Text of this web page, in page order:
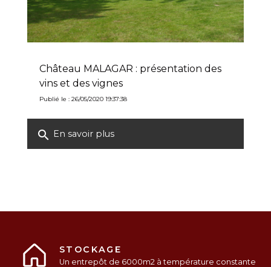
Château MALAGAR : présentation des
vins et des vignes
Publié le : 26/05/2020 19:37:38
search En savoir plus
STOCKAGE
Un entrepôt de 6000m2 à température constante